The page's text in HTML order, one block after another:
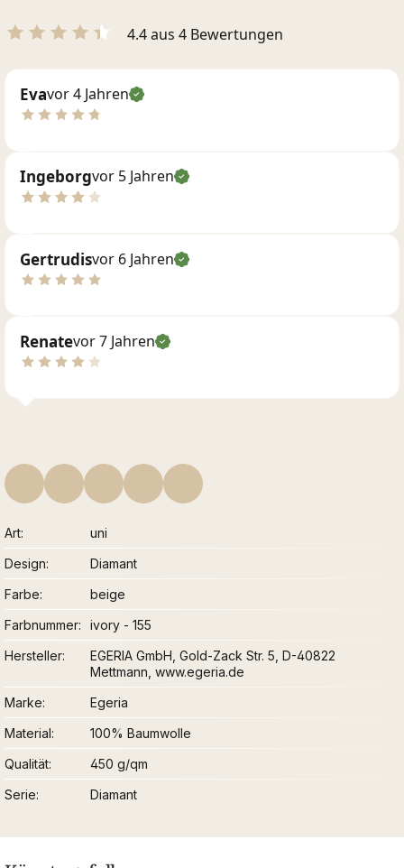
4.4 aus 4 Bewertungen
Evavor 4 Jahren
Ingeborgvor 5 Jahren
Gertrudisvor 6 Jahren
Renatevor 7 Jahren
Art
uni
Design
Diamant
Farbe
beige
Farbnummer
ivory - 155
Hersteller
EGERIA GmbH, Gold-Zack Str. 5, D-40822
Mettmann, www.egeria.de
Marke
Egeria
Material
100% Baumwolle
Qualität
450 g/qm
Serie
Diamant